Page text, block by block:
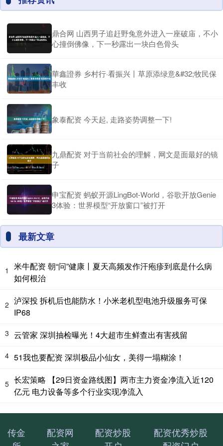
鼎合网 山西男子追赶野兔意外进入一座破庙，不小
心撞倒佛像，下一秒露出一块白色骨头
華鑫證券 乡村行·看振兴丨草原添绿意&#32;牧民保
丰收
象泰配资 今天起, 走路姿势调整一下!
九鼎配资 对于当前社会的理解，网文是面最好的镜
子
申宝配资 蚂蚁开源LingBot-World，谷歌开放Genie
3体验：世界模型“开放窗口”被打开
最新文章
1
米牛配资 朝“问”健康丨夏天高频发作汗疱疹到底是什么病
如何根治
2 泸深投 拆机后也能防水！小米老机型电池升级服务可保
IP68
3 云管家 深圳抽检曝光！4大超市生鲜查出有害残留
4 51我也要配资 深圳极品小仙女，美得一塌糊涂！
5 长宏策略 【29日资金路线图】两市主力资金净流入近120
亿元 电力设备等多个行业实现净流入
传金
配资网
配资炒股
配资优秀炒股